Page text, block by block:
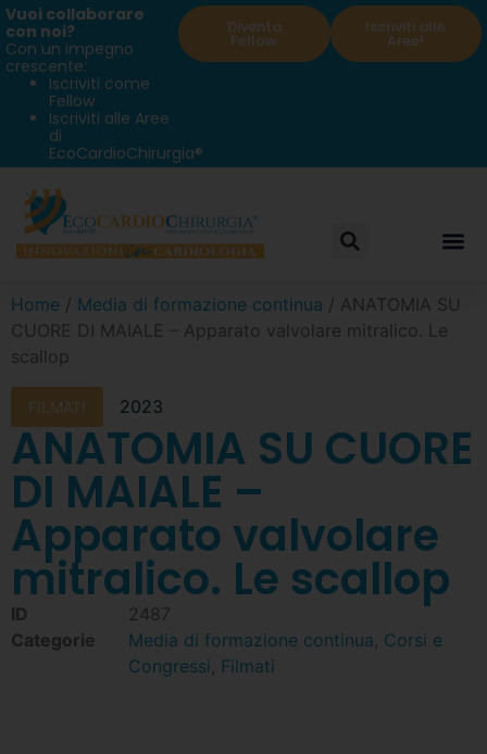
Vuoi collaborare
con noi?
Con un impegno
crescente:
Iscriviti come
Fellow
Iscriviti alle Aree
di
EcoCardioChirurgia®
Diventa
Fellow
Iscriviti alle
Aree!
Home / Media di formazione continua / ANATOMIA SU
CUORE DI MAIALE – Apparato valvolare mitralico. Le
scallop
FILMATI 2023
ANATOMIA SU CUORE
DI MAIALE –
Apparato valvolare
mitralico. Le scallop
ID
2487
Categorie
Media di formazione continua, Corsi e
Congressi, Filmati